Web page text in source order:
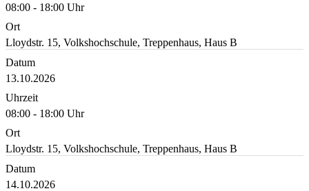
08:00 - 18:00 Uhr
Ort
Lloydstr. 15, Volkshochschule, Treppenhaus, Haus B
Datum
13.10.2026
Uhrzeit
08:00 - 18:00 Uhr
Ort
Lloydstr. 15, Volkshochschule, Treppenhaus, Haus B
Datum
14.10.2026